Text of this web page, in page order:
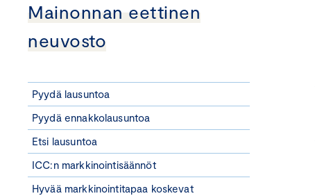
Mainonnan eettinen
neuvosto
Pyydä lausuntoa
Pyydä ennakkolausuntoa
Etsi lausuntoa
ICC:n markkinointisäännöt
Hyvää markkinointitapaa koskevat